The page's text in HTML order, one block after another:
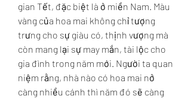
gian Tết, đặc biệt là ở miền Nam. Màu
vàng của hoa mai không chỉ tượng
trưng cho sự giàu có, thịnh vượng mà
còn mang lại sự may mắn, tài lộc cho
gia đình trong năm mới. Người ta quan
niệm rằng, nhà nào có hoa mai nở
càng nhiều cánh thì năm đó sẽ càng